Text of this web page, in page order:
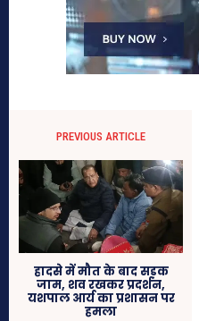
PREVIOUS ARTICLE
हादसे में मौत के बाद सड़क
जाम, शव रखकर प्रदर्शन,
यशपाल आर्य का प्रशासन पर
हमला